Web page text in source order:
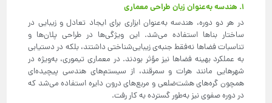
۱. هندسه به‌عنوان زبان طراحی معماری
در هر دو دوره، هندسه به‌عنوان ابزاری برای ایجاد تعادل و زیبایی در
ساختار بناها استفاده می‌شد. این ویژگی‌ها در طراحی پلان‌ها و
تناسبات فضاها نه‌فقط جنبه‌ی زیبایی‌شناختی داشتند، بلکه در دستیابی
به عملکرد بهینه فضاها نیز مؤثر بودند. در معماری تیموری، به‌ویژه در
شهرهایی مانند هرات و سمرقند، از سیستم‌های هندسی پیچیده‌ای
همچون گره‌های هشت‌ضلعی و مربع‌های درون دایره استفاده می‌شد که
در دوره صفوی نیز به‌طور گسترده به کار رفت.